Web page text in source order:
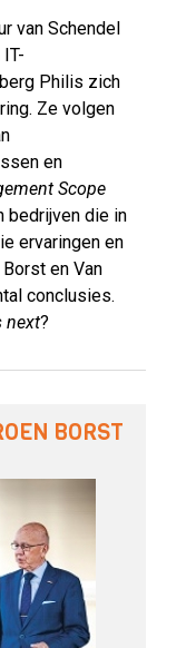
van Schendel
Philis zich
Ze volgen
en
Scope
bedrijven die in
ervaringen en
en Van
conclusies.
next?
BORST